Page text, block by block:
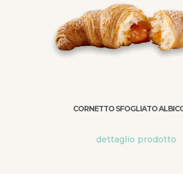
CORNETTO SFOGLIATO
dettaglio prodotto